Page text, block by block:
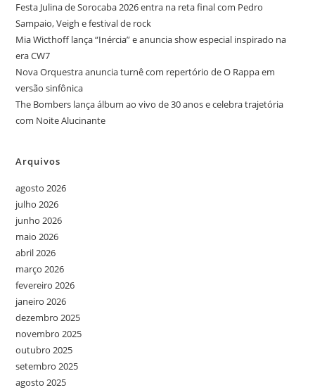
Festa Julina de Sorocaba 2026 entra na reta final com Pedro
Sampaio, Veigh e festival de rock
Mia Wicthoff lança “Inércia” e anuncia show especial inspirado na
era CW7
Nova Orquestra anuncia turnê com repertório de O Rappa em
versão sinfônica
The Bombers lança álbum ao vivo de 30 anos e celebra trajetória
com Noite Alucinante
Arquivos
agosto 2026
julho 2026
junho 2026
maio 2026
abril 2026
março 2026
fevereiro 2026
janeiro 2026
dezembro 2025
novembro 2025
outubro 2025
setembro 2025
agosto 2025